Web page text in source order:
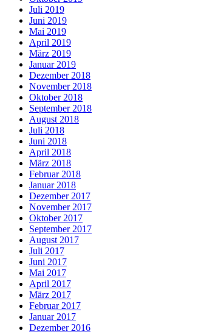
Juli 2019
Juni 2019
Mai 2019
April 2019
März 2019
Januar 2019
Dezember 2018
November 2018
Oktober 2018
September 2018
August 2018
Juli 2018
Juni 2018
April 2018
März 2018
Februar 2018
Januar 2018
Dezember 2017
November 2017
Oktober 2017
September 2017
August 2017
Juli 2017
Juni 2017
Mai 2017
April 2017
März 2017
Februar 2017
Januar 2017
Dezember 2016